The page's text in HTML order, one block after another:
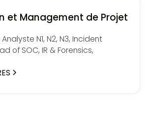
et Management de Projet
N1, N2, N3, Incident
of SOC, IR & Forensics,